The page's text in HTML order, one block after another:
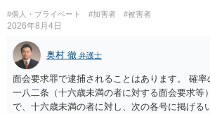
#個人・プライベート #加害者 #被害者
2026年8月4日
奥村 徹 弁護士
面会要求罪で逮捕されることはあります。 確
一八二条（十六歳未満の者に対する面会要求
で、十六歳未満の者に対し、次の各号に掲げる